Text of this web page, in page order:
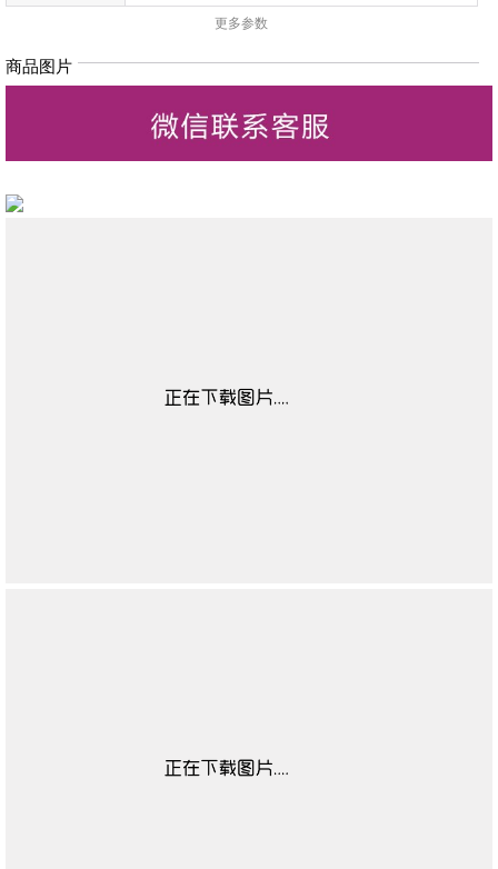
低帮鞋开口深度
无
低帮鞋跟款式
无
低帮鞋闭合方式
更多参数
商品图片